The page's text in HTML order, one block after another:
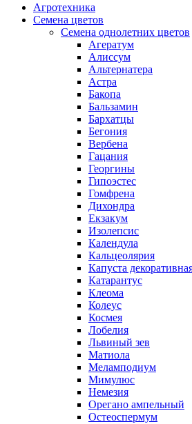
Агротехника
Семена цветов
Семена однолетних цветов
Агератум
Алиссум
Альтернатера
Астра
Бакопа
Бальзамин
Бархатцы
Бегония
Вербена
Гацания
Георгины
Гипоэстес
Гомфрена
Дихондра
Екзакум
Изолепсис
Календула
Кальцеолярия
Капуста
Катарантус
Клеома
Колеус
Космея
Лобелия
Львиный зев
Матиола
Меламподиум
Мимулюс
Немезия
Орегано ампельный
Остеоспермум